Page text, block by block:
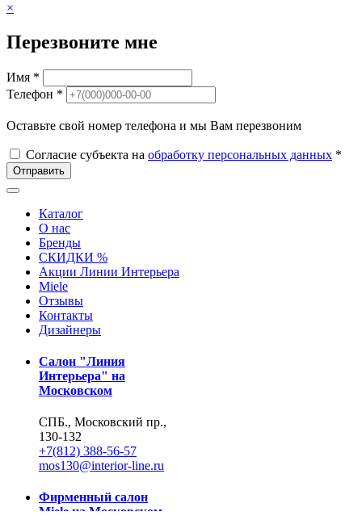
×
Перезвоните мне
Имя *
Телефон *
Оставьте свой номер телефона и мы Вам перезвоним
Согласие субъекта на обработку персональных данных *
Отправить
Каталог
О нас
Бренды
СКИДКИ %
Акции Линии Интерьера
Miele
Отзывы
Контакты
Дизайнеры
Салон "Линия
Интерьера" на
Московском
СПБ., Московский пр.,
130-132
+7(812) 388-56-57
mos130@interior-line.ru
Фирменный салон
Miele на Московском